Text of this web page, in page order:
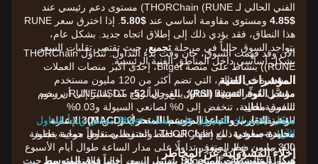
الفني الحالي لـ THORChain (RUNE) مستوى دعم رئيسي عند
$4.85
ومستوى مقاومة أساسي عند $5.80
. إذا اخترق سعر RUNE
هذا النطاق، فقد يؤدي ذلك إلى إطلاق اتجاه جديد. بشكل عام،
يتواجد السوق حالياً في مرحلة تجميع، حيث تقتصر تقلبات السعر
بشكل أساسي داخل المناطق الفنية الرئيسية.
المؤشرات الفنية
مؤشر القوة النسبية (RSI): يبلغ حالياً52، مما يشير إلى أن زخم
السوقمحايد.
مؤشر التقارب والتباعد المتوسط المتحرك (MACD):
الإشارة
محايدة-صعودية، مع إظهار المخطط الشريطي نقاطاً موجبة طفيفة
بالقرب من خط الصفر.
هيكل المتوسطات المتحركة:يتداول السعر حالياً فوق المتوسط
الآن وقد فهمت السوق، حان وقت بدء التداول. تُتداوَل THORChain
(RUNE) بنشاط على منصة Bitget، إحدى أكبر منصات العملات
المشفرة في العالم، التي تضم أكثر من 120 مليون مستخدم
مسجَّل. تُوفِّر Bitget التداول الفوري لزوج RUNE/USDT برسوم
تنافسية للغاية، تنخفض إلى 0% لصانعي السيولة و0.03%
للمستفيدين من السيولة. وتدعم المنصة أكثر من 1,300 عملة
مشفرة بما في ذلك THORChain، وتحتفظ بصندوق حماية يتجاوز
300 مليون دولار، وتوفر تداولًا على مدار الساعة طوال أيام الأسبوع
بسيولة عالية. وتُصنَّف Bitget باستمرار بين أفضل المنصات من حيث
سجّل الاشتراك للحصول على حساب Bitget مجاني وابدأ التداول
الآن!
إخلاء المسؤولية عن المخاطر